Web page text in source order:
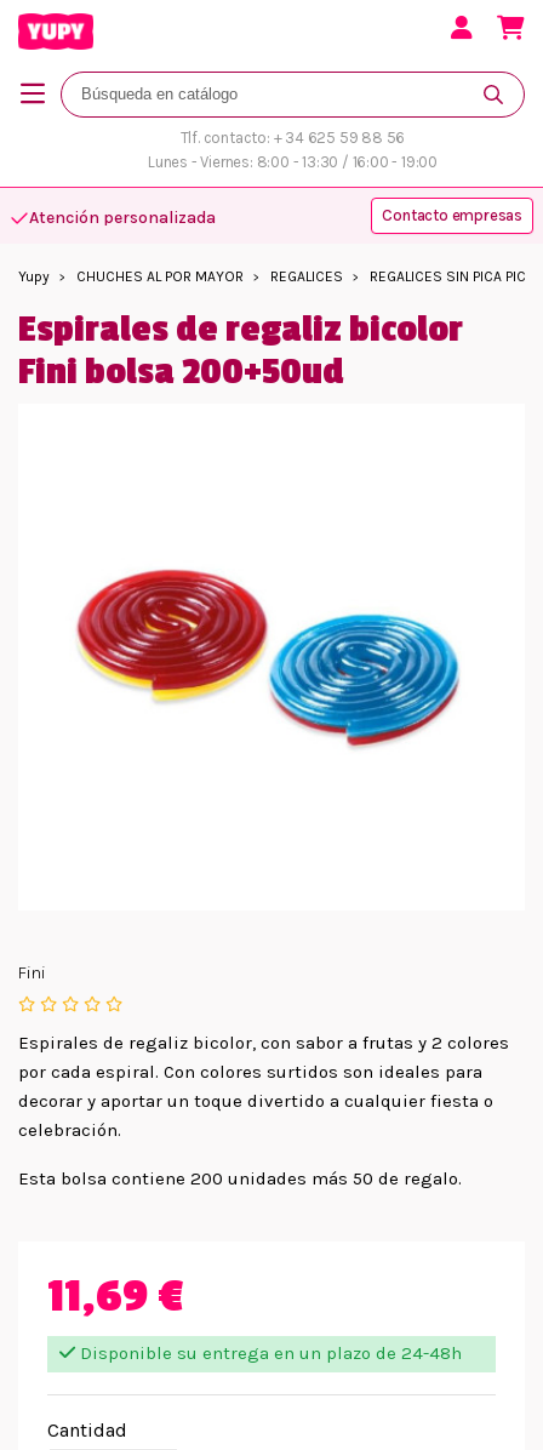
Tlf. contacto: + 34 625 59 88 56
Lunes - Viernes: 8:00 - 13:30 / 16:00 - 19:00
Atención personalizada Contacto empresas
Yupy CHUCHES AL POR MAYOR REGALICES REGALICES SIN PICA PICA
Espirales de regaliz bicolor
Fini bolsa 200+50ud
Fini
Espirales de regaliz bicolor, con sabor a frutas y 2 colores
por cada espiral. Con colores surtidos son ideales para
decorar y aportar un toque divertido a cualquier fiesta o
celebración.
Esta bolsa contiene 200 unidades más 50 de regalo.
11,69 €
Disponible su entrega en un plazo de 24-48h
Cantidad